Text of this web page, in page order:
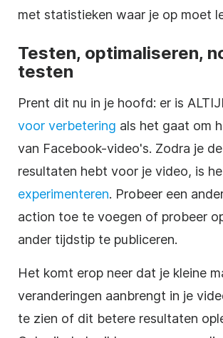
met statistieken waar je op moet
Testen, optimaliseren,
testen
Prent dit nu in je hoofd: er is
voor verbetering als het gaat om
van Facebook-video's. Zodra je
resultaten hebt voor je video, is
experimenteren. Probeer een
action toe te voegen of probeer
ander tijdstip te publiceren.
Het komt erop neer dat je kleine
veranderingen aanbrengt in je
te zien of dit betere resultaten